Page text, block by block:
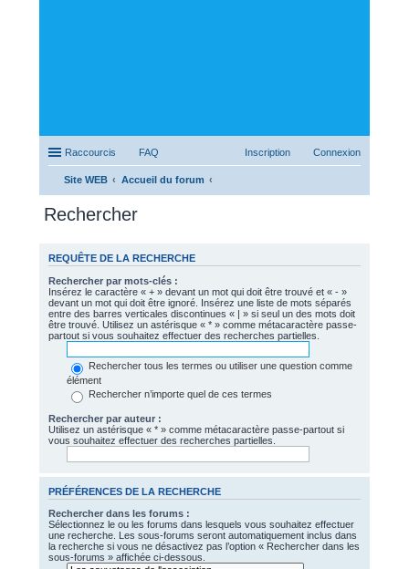
Raccourcis FAQ Connexion
Inscription
Site WEB Accueil du forum
Rechercher
REQUÊTE DE LA RECHERCHE
Rechercher par mots-clés :
Insérez le caractère « + » devant un mot qui doit être trouvé et « - »
devant un mot qui doit être ignoré. Insérez une liste de mots séparés
entre des barres verticales discontinues « | » si seul un des mots doit
être trouvé. Utilisez un astérisque « * » comme métacaractère passe-
partout si vous souhaitez effectuer des recherches partielles.
Rechercher tous les termes ou utiliser une question comme
élément
Rechercher n’importe quel de ces termes
Rechercher par auteur :
Utilisez un astérisque « * » comme métacaractère passe-partout si
vous souhaitez effectuer des recherches partielles.
PRÉFÉRENCES DE LA RECHERCHE
Rechercher dans les forums :
Sélectionnez le ou les forums dans lesquels vous souhaitez effectuer
une recherche. Les sous-forums seront automatiquement inclus dans
la recherche si vous ne désactivez pas l’option « Rechercher dans les
sous-forums » affichée ci-dessous.